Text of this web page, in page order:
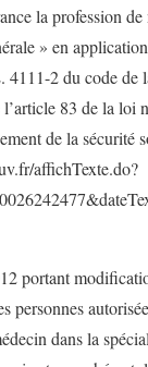
la profession
» en
4111-2 du code de
83 de la loi
de la sécurité
affichTexte.do?
portant
personnes
dans la